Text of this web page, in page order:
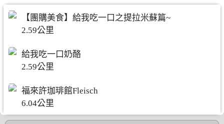
【團購美食】給我吃一口之提拉米蘇篇~
2.59公里
給我吃一口奶酪
2.59公里
福來許珈琲館Fleisch
6.04公里